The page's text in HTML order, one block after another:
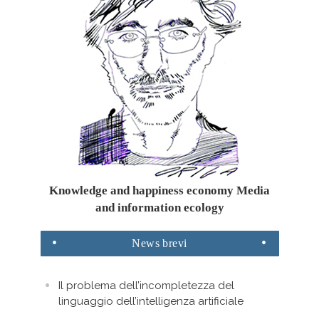
Knowledge and happiness economy Media
and information ecology
News brevi
Il problema dell’incompletezza del
linguaggio dell’intelligenza artificiale